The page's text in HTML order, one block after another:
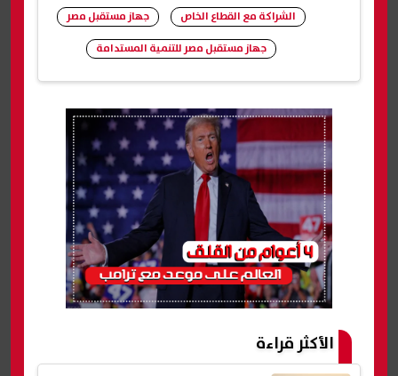
شارك
الشراكة مع القطاع الخاص
جهاز مستقبل مصر
جهاز مستقبل مصر للتنمية المستدامة
الأكثر قراءة